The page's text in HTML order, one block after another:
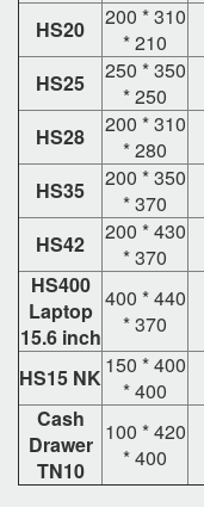
HS20
200 * 310
* 210
HS25
250 * 350
* 250
HS28
200 * 310
* 280
HS35
200 * 350
* 370
HS42
200 * 430
* 370
HS400
Laptop
15.6 inch
400 * 440
* 370
HS15 NK 150 * 400
* 400
Cash
Drawer
TN10
100 * 420
* 400